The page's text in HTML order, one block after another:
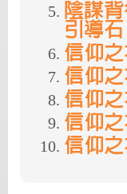
陰謀
引導石
信仰
信仰
信仰
信仰
信仰